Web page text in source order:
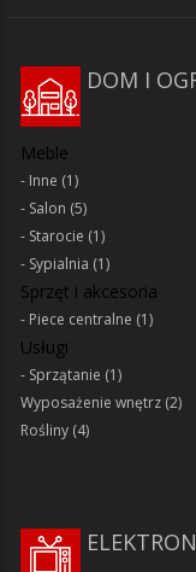
DOM I
Meble
Inne (1)
Salon (5)
Starocie (1)
Sypialnia (1)
Sprzęt i akcesoria
Piece centralne (1)
Usługi
Sprzątanie (1)
Wyposażenie wnętrz (2)
Rośliny (4)